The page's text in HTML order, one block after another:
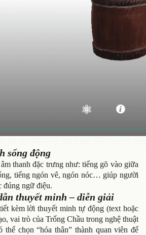
sống động
thanh đặc trưng như: tiếng gõ vào giữa
tiếng ngón vê, ngón nóc… giúp người
đúng ngữ điệu.
thuyết minh – diễn giải
kèm lời thuyết minh tự động (text hoặc
vai trò của Trống Chầu trong nghệ thuật
chọn “hóa thân” thành quan viên để